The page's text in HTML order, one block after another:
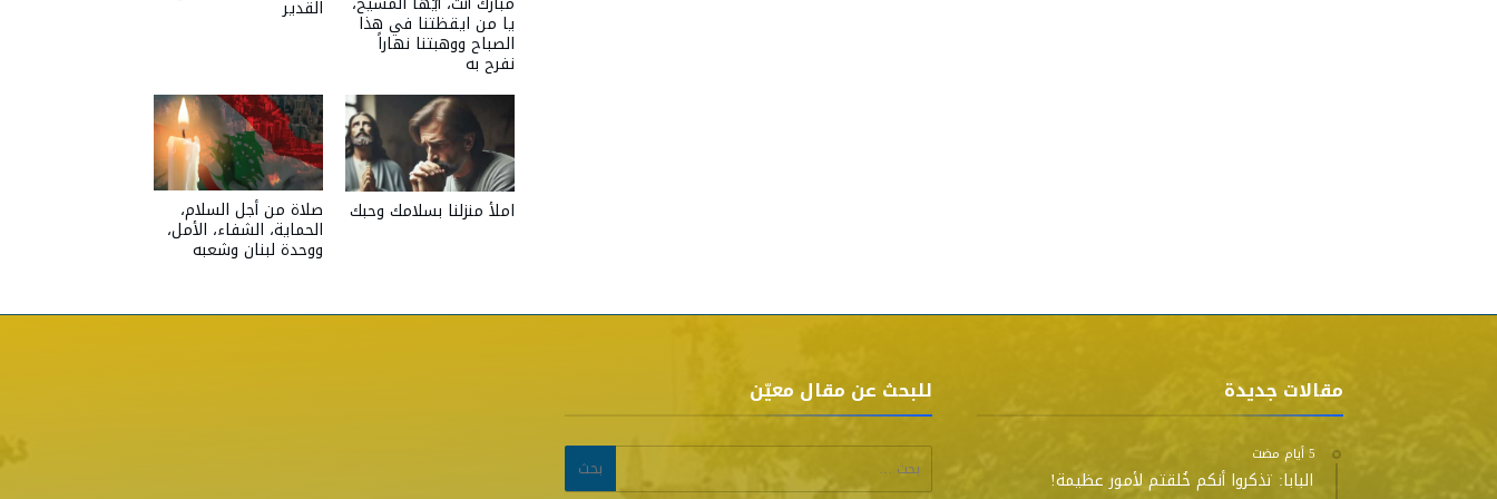
القدير يا من ايقظتنا في هذا
الصباح ووهبتنا نهاراً
نفرح به
صلاة من أجل السلام،
الحماية، الشفاء، الأمل،
ووحدة لبنان وشعبه
املأ منزلنا بسلامك وحبك
مقالات جديدة
البابا: تذكروا أنكم خُلقتم لأمور عظيمة!
للبحث عن مقال معيّن
البحث عن: